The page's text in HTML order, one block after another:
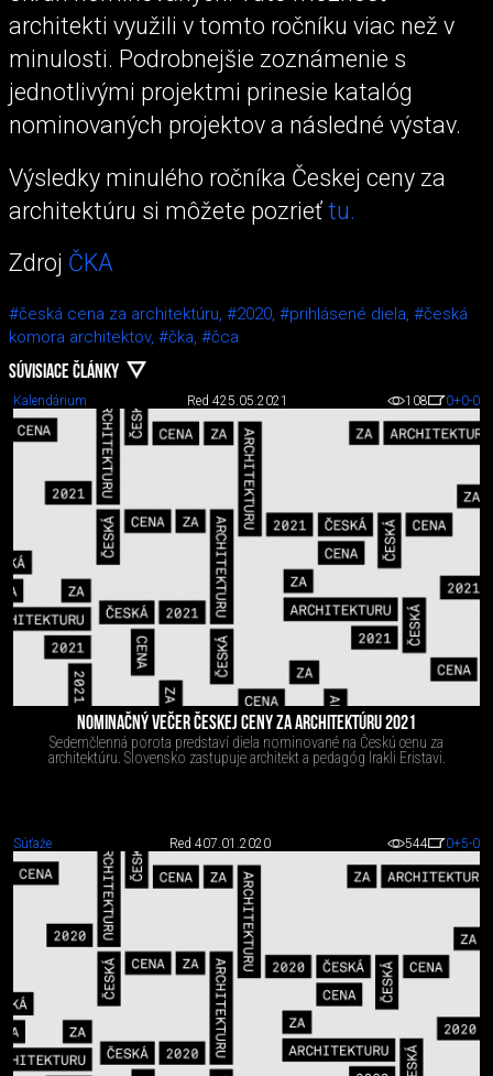
architekti využili v tomto ročníku viac než v
minulosti. Podrobnejšie zoznámenie s
jednotlivými projektmi prinesie katalóg
nominovaných projektov a následné výstav.
Výsledky minulého ročníka Českej ceny za
architektúru si môžete pozrieť tu.
Zdroj ČKA
#česká cena za architektúru, #2020, #prihlásené diela, #česká
komora architektov, #čka, #čca
SÚVISIACE ČLÁNKY
Kalendárium Red 425.05.2021 108 0+0-0
NOMINAČNÝ VEČER ČESKEJ CENY ZA ARCHITEKTÚRU 2021
Sedemčlenná porota predstaví diela nominované na Českú cenu za
architektúru. Slovensko zastupuje architekt a pedagóg Irakli Eristavi.
Súťaže Red 407.01.2020 544 0+5-0